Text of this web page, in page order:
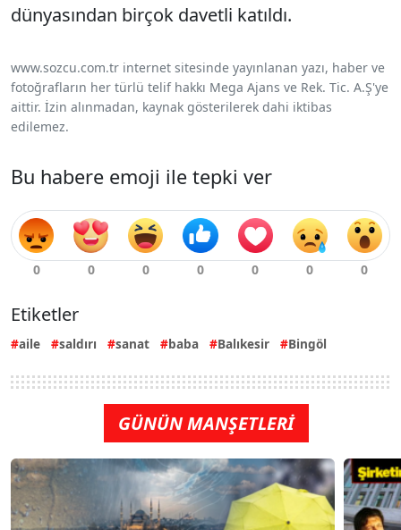
dünyasından birçok davetli katıldı.
www.sozcu.com.tr internet sitesinde yayınlanan yazı, haber ve
fotoğrafların her türlü telif hakkı Mega Ajans ve Rek. Tic. A.Ş'ye
aittir. İzin alınmadan, kaynak gösterilerek dahi iktibas
edilemez.
Bu habere emoji ile tepki ver
Etiketler
aile saldırı sanat baba Balıkesir Bingöl
GÜNÜN MANŞETLERİ